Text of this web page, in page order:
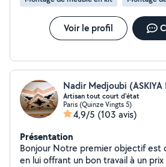
Voir le profil
Nadir Medjoubi (ASKIYA
Artisan tout court d'état
Paris (Quinze Vingts 5)
4,9/5 (103 avis)
Présentation
Bonjour Notre premier objectif est de satisfaire le client
en lui offrant un bon travail à un